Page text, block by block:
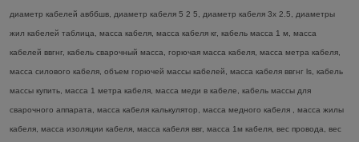
диаметр кабелей авббшв, диаметр кабеля 5 2 5, диаметр кабеля 3х 2.5, диаметры
жил кабелей таблица, масса кабеля, масса кабеля кг, кабель масса 1 м, масса
кабелей ввгнг, кабель сварочный масса, горючая масса кабеля, масса метра кабеля,
масса силового кабеля, объем горючей массы кабелей, масса кабеля ввгнг ls, кабель
массы купить, масса 1 метра кабеля, масса меди в кабеле, кабель массы для
сварочного аппарата, масса кабеля калькулятор, масса медного кабеля , масса жилы
кабеля, масса изоляции кабеля, масса кабеля ввг, масса 1м кабеля, вес провода, вес